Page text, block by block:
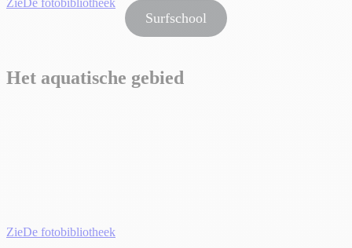
ZieDe fotobibliotheek
Surfschool
Het aquatische gebied
ZieDe fotobibliotheek